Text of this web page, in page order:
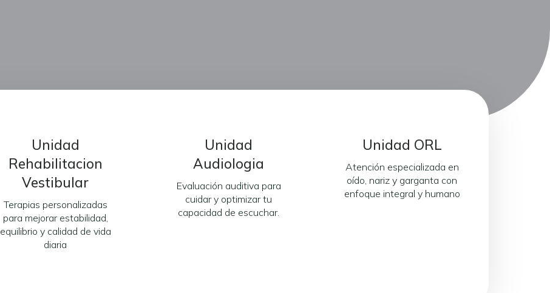
Unidad
Rehabilitacion
Vestibular
Terapias personalizadas
para mejorar estabilidad,
equilibrio y calidad de vida
diaria
Unidad
Audiologia
Evaluación auditiva para
cuidar y optimizar tu
capacidad de escuchar.
Unidad ORL
Atención especializada en
oído, nariz y garganta con
enfoque integral y humano